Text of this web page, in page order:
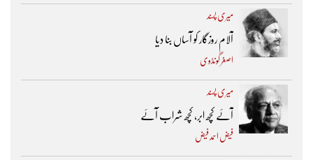
میری پسند
آلام روزگار کو آساں بنا دیا
اصغر گونڈوی
میری پسند
آئے کچھ ابر، کچھ شراب آئے
فیض احمد فیض